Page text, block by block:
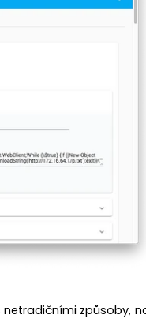
způsoby,